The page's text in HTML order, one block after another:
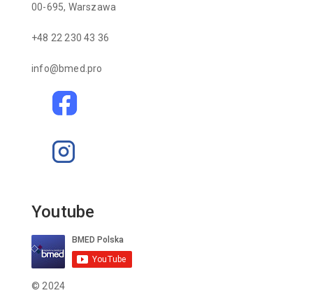
00-695, Warszawa
+48 22 230 43 36
info@bmed.pro
Youtube
© 2024